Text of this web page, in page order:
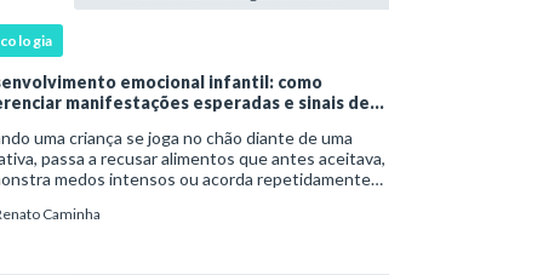
emocional infantil: como
manifestações esperadas e sinais de
uma criança se joga no chão diante de uma
passa a recusar alimentos que antes aceitava,
medos intensos ou acorda repetidamente
faz parte do desenvolvimento ou i
Caminha